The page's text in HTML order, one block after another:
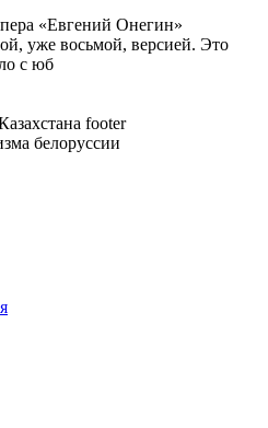
«Евгений Онегин»
уже восьмой, версией. Это
с юб
белоруссии